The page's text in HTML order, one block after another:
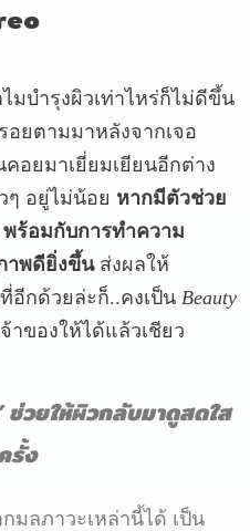
มบำรุงผิวเท่าไหร่ก็ไม่ดีขึ้น
อยตามมาหลังจากเจอ
คอยมาเยี่ยมเยียนอีกต่าง
ๆ อยู่ไม่น้อย หากมีตัวช่วย
พร้อมกับการทำความ
าพดียิ่งขึ้น ส่งผลให้
อีกด้วยล่ะก็..คงเป็น Beauty
าของให้ได้แล้วเชียว
ช่วยให้ผิวกลับมาดูสดใส
รั้ง
มลภาวะเหล่านี้ได้ เป็น